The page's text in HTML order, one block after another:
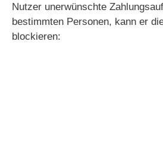
Nutzer unerwünschte
bestimmten Personen, kann er
blockieren: